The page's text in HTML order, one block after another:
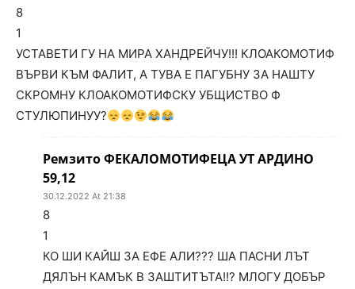
8
1
УСТАВЕТИ ГУ НА МИРА ХАНДРЕЙЧУ!!! КЛОАКОМОТИФ
ВЪРВИ КЪМ ФАЛИТ, А ТУВА Е ПАГУБНУ ЗА НАШТУ
СКРОМНУ КЛОАКОМОТИФСКУ УБЩИСТВО Ф
СТУЛЮПИНУУ?
Ремзито ФЕКАЛОМОТИФЕЦА УТ АРДИНО
59,12
30.12.2022 At 21:38
8
1
КО ШИ КАЙШ ЗА ЕФЕ АЛИ??? ША ПАСНИ ЛЪТ
ДЯЛЪН КАМЪК В ЗАШТИТЪТА!!? МЛОГУ ДОБЪР